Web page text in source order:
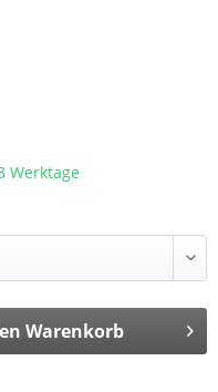
Werktage
Warenkorb